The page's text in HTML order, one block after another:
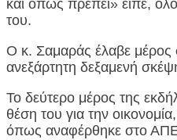
και όπως πρέπει» είπε,
του.
Ο κ. Σαμαράς έλαβε μέρος
ανεξάρτητη δεξαμενή
Το δεύτερο μέρος της
θέση του για την
όπως αναφέρθηκε στο